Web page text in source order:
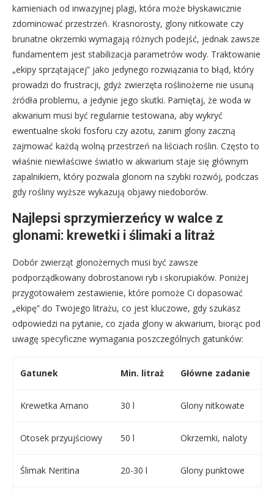
kamieniach od inwazyjnej plagi, która może błyskawicznie
zdominować przestrzeń. Krasnorosty, glony nitkowate czy
brunatne okrzemki wymagają różnych podejść, jednak zawsze
fundamentem jest stabilizacja parametrów wody. Traktowanie
„ekipy sprzątającej” jako jedynego rozwiązania to błąd, który
prowadzi do frustracji, gdyż zwierzęta roślinożerne nie usuną
źródła problemu, a jedynie jego skutki. Pamiętaj, że woda w
akwarium musi być regularnie testowana, aby wykryć
ewentualne skoki fosforu czy azotu, zanim glony zaczną
zajmować każdą wolną przestrzeń na liściach roślin. Często to
właśnie niewłaściwe światło w akwarium staje się głównym
zapalnikiem, który pozwala glonom na szybki rozwój, podczas
gdy rośliny wyższe wykazują objawy niedoborów.
Najlepsi sprzymierzeńcy w walce z
glonami: krewetki i ślimaki a litraż
Dobór zwierząt glonożernych musi być zawsze
podporządkowany dobrostanowi ryb i skorupiaków. Poniżej
przygotowałem zestawienie, które pomoże Ci dopasować
„ekipę” do Twojego litrażu, co jest kluczowe, gdy szukasz
odpowiedzi na pytanie, co zjada glony w akwarium, biorąc pod
uwagę specyficzne wymagania poszczególnych gatunków:
Gatunek Min. litraż Główne zadanie
Krewetka Amano 30 l Glony nitkowate
Otosek przyujściowy 50 l Okrzemki, naloty
Ślimak Neritina 20-30 l Glony punktowe